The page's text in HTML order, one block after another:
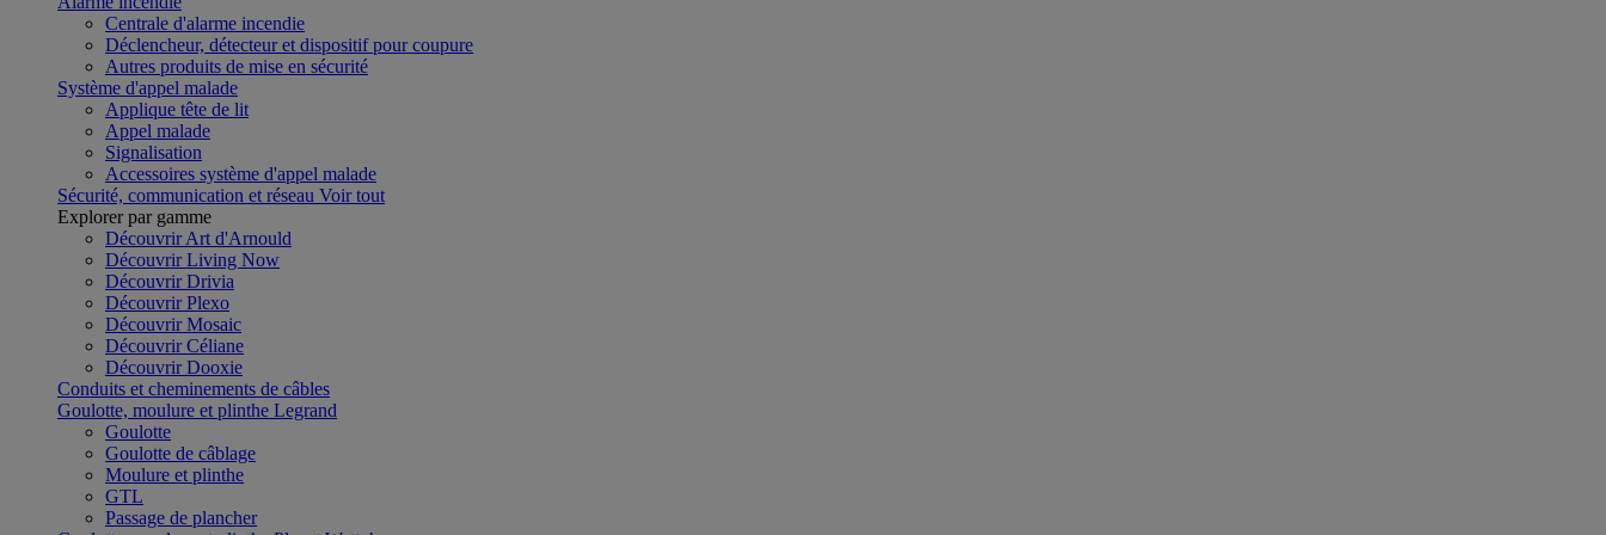
Centrale d'alarme incendie
Déclencheur, détecteur et dispositif pour coupure
Autres produits de mise en sécurité
Système d'appel malade
Applique tête de lit
Appel malade
Signalisation
Accessoires système d'appel malade
Sécurité, communication et réseau Voir tout
Explorer par gamme
Découvrir Art d'Arnould
Découvrir Living Now
Découvrir Drivia
Découvrir Plexo
Découvrir Mosaic
Découvrir Céliane
Découvrir Dooxie
Conduits et cheminements de câbles
Goulotte, moulure et plinthe Legrand
Goulotte
Goulotte de câblage
Moulure et plinthe
GTL
Passage de plancher